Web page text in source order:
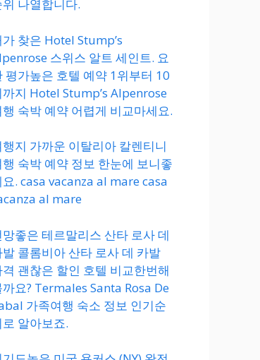
위 나열합니다.
가 찾은 Hotel Stump’s
스위스 알트 세인트. 요
평가높은 호텔 예약 1위부터 10
까지 Hotel Stump’s Alpenrose
행 숙박 예약 어렵게 비교마세요.
행지 가까운 이탈리아 칼렌티니
행 숙박 예약 정보 한눈에 보니좋
요. casa vacanza al mare casa
al mare
망좋은 테르말리스 산타 로사 데
발 콜롬비아 산타 로사 데 카발
격 괜찮은 할인 호텔 비교한번해
까요? Termales Santa Rosa De
가족여행 숙소 정보 인기순
로 알아보죠.